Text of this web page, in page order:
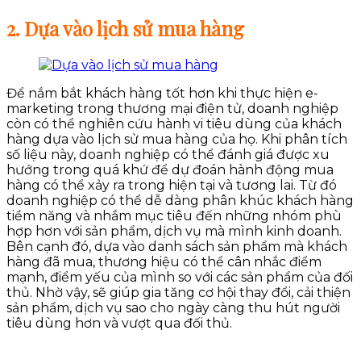
2. Dựa vào lịch sử mua hàng
Để nắm bắt khách hàng tốt hơn khi thực hiện e-
marketing trong thương mại điện tử, doanh nghiệp
còn có thể nghiên cứu hành vi tiêu dùng của khách
hàng dựa vào lịch sử mua hàng của họ. Khi phân tích
số liệu này, doanh nghiệp có thể đánh giá được xu
hướng trong quá khứ để dự đoán hành động mua
hàng có thể xảy ra trong hiện tại và tương lai. Từ đó
doanh nghiệp có thể dễ dàng phân khúc khách hàng
tiềm năng và nhắm mục tiêu đến những nhóm phù
hợp hơn với sản phẩm, dịch vụ mà mình kinh doanh.
Bên cạnh đó, dựa vào danh sách sản phẩm mà khách
hàng đã mua, thương hiệu có thể cân nhắc điểm
mạnh, điểm yếu của mình so với các sản phẩm của đối
thủ. Nhờ vậy, sẽ giúp gia tăng cơ hội thay đổi, cải thiện
sản phẩm, dịch vụ sao cho ngày càng thu hút người
tiêu dùng hơn và vượt qua đối thủ.